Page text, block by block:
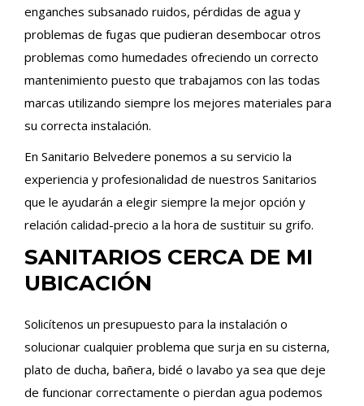
enganches subsanado ruidos, pérdidas de agua y
problemas de fugas que pudieran desembocar otros
problemas como humedades ofreciendo un correcto
mantenimiento puesto que trabajamos con las todas
marcas utilizando siempre los mejores materiales para
su correcta instalación.
En Sanitario Belvedere ponemos a su servicio la
experiencia y profesionalidad de nuestros Sanitarios
que le ayudarán a elegir siempre la mejor opción y
relación calidad-precio a la hora de sustituir su grifo.
SANITARIOS CERCA DE MI
UBICACIÓN
Solicítenos un presupuesto para la instalación o
solucionar cualquier problema que surja en su cisterna,
plato de ducha, bañera, bidé o lavabo ya sea que deje
de funcionar correctamente o pierdan agua podemos